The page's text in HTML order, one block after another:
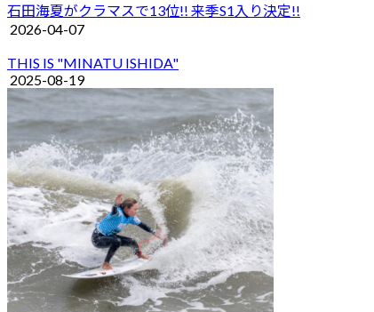
石田海夏がクラマスで13位!! 来季S1入り決定!!
2026-04-07
THIS IS "MINATU ISHIDA"
2025-08-19